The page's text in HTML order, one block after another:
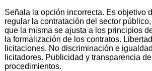
Señala la opción incorrecta. Es objetivo
regular la contratación del sector
que la misma se ajusta a los principios
la formalización de los contratos.
licitaciones. No discriminación e
licitadores. Publicidad y transparencia
procedimientos.